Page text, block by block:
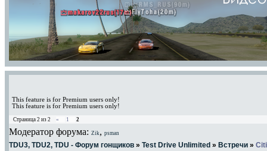
This feature is for Premium users only!
This feature is for Premium users only!
Страница 2 из 2 « 1 2
Модератор форума: Zik, psman
TDU3, TDU2, TDU - Форум гонщиков » Test Drive Unlimited » Встречи »